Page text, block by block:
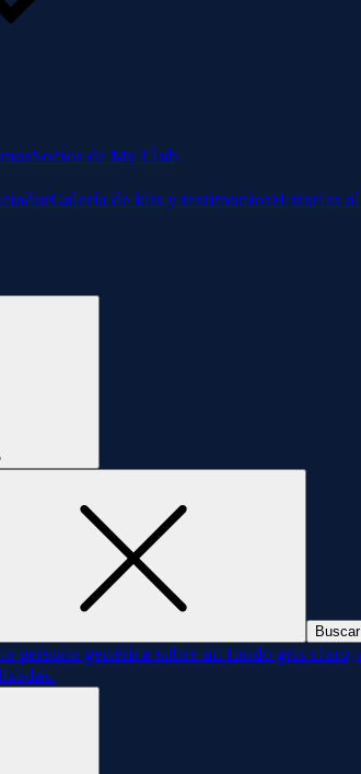
Socios de My Club
Galería de kits y testimoniosHistorias